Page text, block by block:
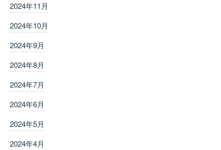
2024年11月
2024年10月
2024年9月
2024年8月
2024年7月
2024年6月
2024年5月
2024年4月